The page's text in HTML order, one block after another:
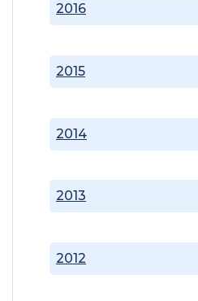
2012
2013
2014
2015
2016